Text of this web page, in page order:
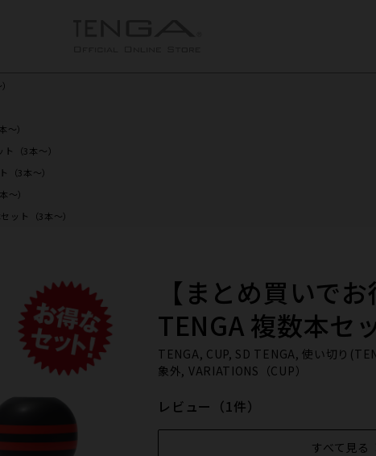
～）
（3本～）
（3本～）
～）
ット​（3本～）
【まとめ買いで​
TENGA 複数本セ
TENGA, CUP, SD TENGA, 使い切り
象外, VARIATIONS（CUP）
レビュー（1件）
すべて見る